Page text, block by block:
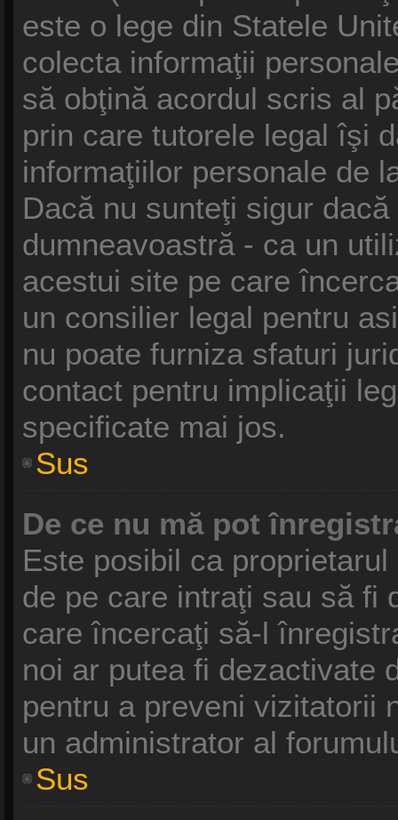
este o lege din Statele
colecta informaţii
să obţină acordul scris al
prin care tutorele legal îşi
informaţiilor personale de
Dacă nu sunteţi sigur
dumneavoastră - ca un
acestui site pe care
un consilier legal pentru
nu poate furniza sfaturi
contact pentru implicaţii
specificate mai jos.
Sus
De ce nu mă pot
Este posibil ca
de pe care intraţi sau să fi
care încercaţi să-l
noi ar putea fi dezactivate
pentru a preveni vizitatorii
un administrator al
Sus